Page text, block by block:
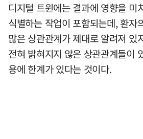
디지털 트윈에는 결과에 영향을 미
식별하는 작업이 포함되는데, 환자
많은 상관관계가 제대로 알려져 있
전혀 밝혀지지 않은 상관관계들이
용에 한계가 있다는 것이다.